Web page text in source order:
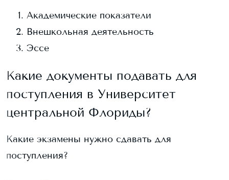
Академические показатели
Внешкольная деятельность
Эссе
Какие документы подавать для
поступления в Университет
центральной Флориды?
Какие экзамены нужно сдавать для
поступления?